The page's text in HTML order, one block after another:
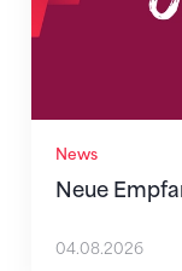
News
Neue
04.08.2026